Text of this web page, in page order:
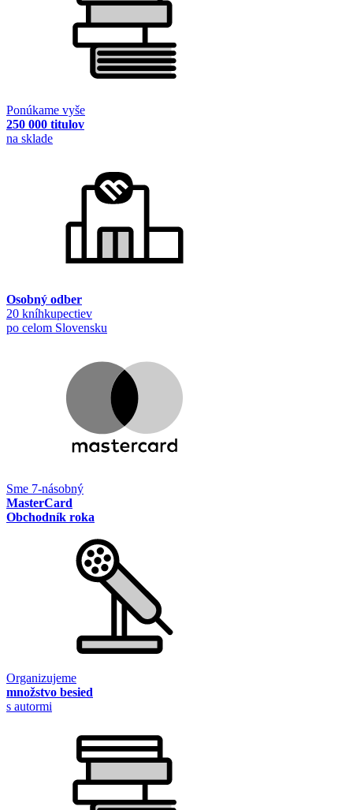
Ponúkame vyše
250 000 titulov
na sklade
Osobný odber
20 kníhkupectiev
po celom Slovensku
Sme 7-násobný
MasterCard
Obchodník roka
Organizujeme
množstvo besied
s autormi